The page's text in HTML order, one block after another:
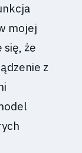
mojej
się, że
z